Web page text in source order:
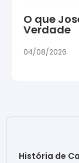
O que
Verdade
04/08/2026
História de